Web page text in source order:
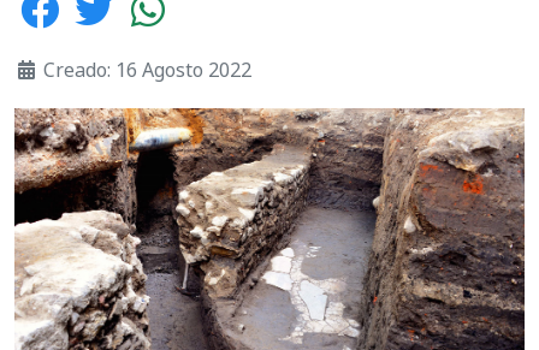
Creado: 16 Agosto 2022